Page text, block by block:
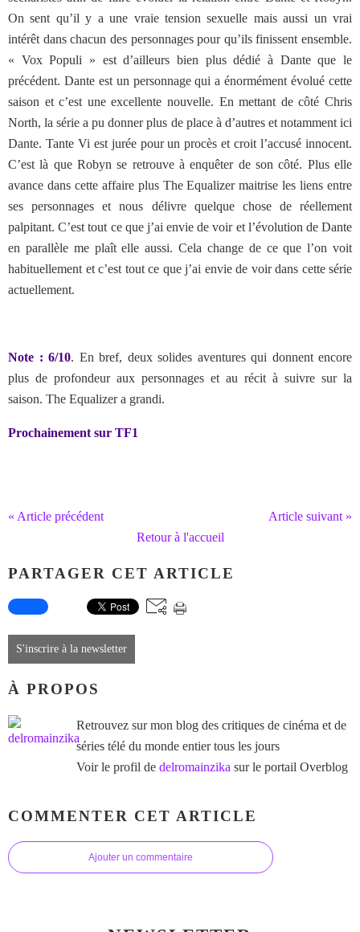
On sent qu’il y a une vraie tension sexuelle mais aussi un vrai
intérêt dans chacun des personnages pour qu’ils finissent ensemble.
« Vox Populi » est d’ailleurs bien plus dédié à Dante que le
précédent. Dante est un personnage qui a énormément évolué cette
saison et c’est une excellente nouvelle. En mettant de côté Chris
North, la série a pu donner plus de place à d’autres et notamment ici
Dante. Tante Vi est jurée pour un procès et croit l’accusé innocent.
C’est là que Robyn se retrouve à enquêter de son côté. Plus elle
avance dans cette affaire plus The Equalizer maitrise les liens entre
ses personnages et nous délivre quelque chose de réellement
palpitant. C’est tout ce que j’ai envie de voir et l’évolution de Dante
en parallèle me plaît elle aussi. Cela change de ce que l’on voit
habituellement et c’est tout ce que j’ai envie de voir dans cette série
actuellement.
Note : 6/10. En bref, deux solides aventures qui donnent encore
plus de profondeur aux personnages et au récit à suivre sur la
saison. The Equalizer a grandi.
Prochainement sur TF1
« Article précédent
Article suivant »
Retour à l'accueil
PARTAGER CET ARTICLE
S'inscrire à la newsletter
À PROPOS
Retrouvez sur mon blog des critiques de cinéma et de
séries télé du monde entier tous les jours
Voir le profil de delromainzika sur le portail Overblog
COMMENTER CET ARTICLE
Ajouter un commentaire